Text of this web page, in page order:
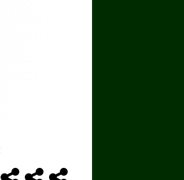
BambiniBiodecodifica
Cancro